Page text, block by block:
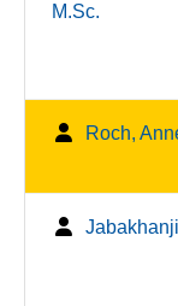
M.Sc.
Roch,